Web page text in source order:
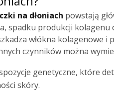
na dłoniach powstają
spadku produkcji kolagenu
włókna kolagenowe i
czynników można
genetyczne, które
skóry.